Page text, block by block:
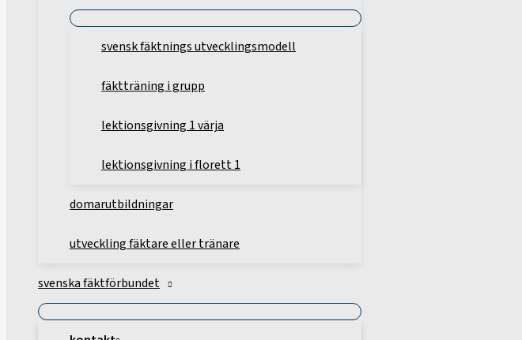
svensk fäktnings utvecklingsmodell
fäktträning i grupp
lektionsgivning 1 värja
lektionsgivning i florett 1
domarutbildningar
utveckling fäktare eller tränare
svenska fäktförbundet